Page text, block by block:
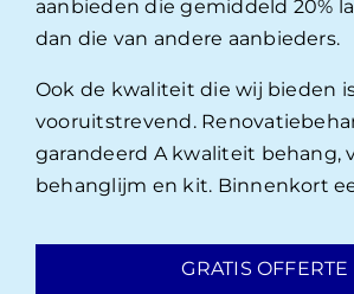
aanbieden die gemiddeld 20%
dan die van andere aanbieders.
Ook de kwaliteit die wij bieden
vooruitstrevend.
garandeerd A kwaliteit behang,
behanglijm en kit. Binnenkort
GRATIS OFFERTE